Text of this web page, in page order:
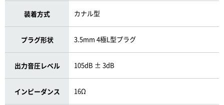
装着方式 カナル型
プラグ形状 3.5mm 4極L型プラグ
出力音圧レベル 105dB ± 3dB
インピーダンス 16Ω